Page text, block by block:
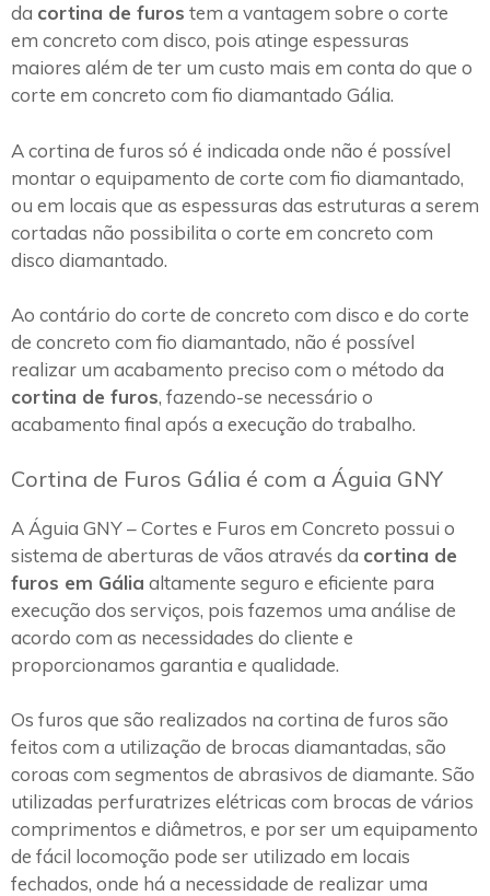
da cortina de furos tem a vantagem sobre o corte
em concreto com disco, pois atinge espessuras
maiores além de ter um custo mais em conta do que o
corte em concreto com fio diamantado Gália.
A cortina de furos só é indicada onde não é possível
montar o equipamento de corte com fio diamantado,
ou em locais que as espessuras das estruturas a serem
cortadas não possibilita o corte em concreto com
disco diamantado.
Ao contário do corte de concreto com disco e do corte
de concreto com fio diamantado, não é possível
realizar um acabamento preciso com o método da
cortina de furos, fazendo-se necessário o
acabamento final após a execução do trabalho.
Cortina de Furos Gália é com a Águia GNY
A Águia GNY – Cortes e Furos em Concreto possui o
sistema de aberturas de vãos através da cortina de
furos em Gália altamente seguro e eficiente para
execução dos serviços, pois fazemos uma análise de
acordo com as necessidades do cliente e
proporcionamos garantia e qualidade.
Os furos que são realizados na cortina de furos são
feitos com a utilização de brocas diamantadas, são
coroas com segmentos de abrasivos de diamante. São
utilizadas perfuratrizes elétricas com brocas de vários
comprimentos e diâmetros, e por ser um equipamento
de fácil locomoção pode ser utilizado em locais
fechados, onde há a necessidade de realizar uma